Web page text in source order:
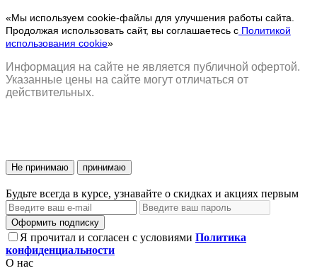
«Мы используем cookie-файлы для улучшения работы сайта.
Продолжая использовать сайт, вы соглашаетесь с Политикой
использования cookie»
Информация на сайте не является публичной офертой.
Указанные цены на сайте могут отличаться от
действительных.
Не принимаю принимаю
Будьте всегда в курсе, узнавайте о скидках и акциях первым
Оформить подписку
Я прочитал и согласен с условиями Политика
конфиденциальности
О нас